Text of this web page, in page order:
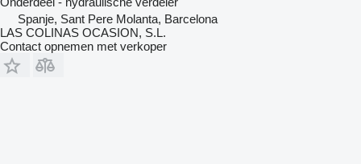
Spanje, Sant Pere Molanta, Barcelona
LAS COLINAS OCASION, S.L.
Contact opnemen met verkoper